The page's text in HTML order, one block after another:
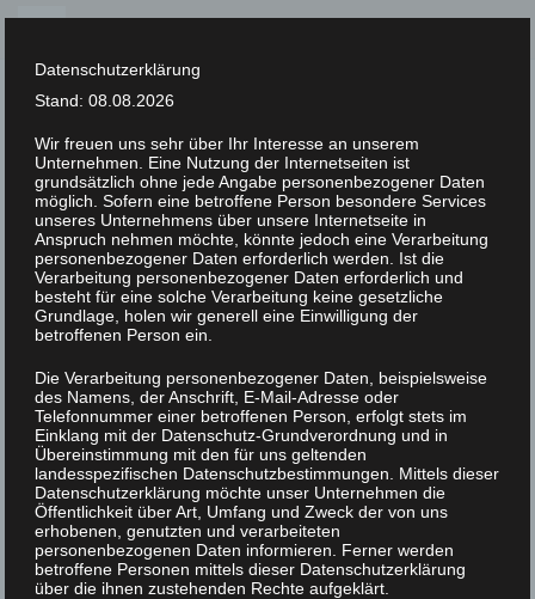
Skip
content
XLAB STIFTUNG
UNCATEGORIZED / 16. FEBRUAR 2023
IMGP2877
Datenschutzerklärung
Stand: 08.08.2026
Wir freuen uns sehr über Ihr Interesse an unserem
Unternehmen. Eine Nutzung der Internetseiten ist
grundsätzlich ohne jede Angabe personenbezogener Daten
möglich. Sofern eine betroffene Person besondere Services
unseres Unternehmens über unsere Internetseite in
Anspruch nehmen möchte, könnte jedoch eine Verarbeitung
personenbezogener Daten erforderlich werden. Ist die
Verarbeitung personenbezogener Daten erforderlich und
besteht für eine solche Verarbeitung keine gesetzliche
Grundlage, holen wir generell eine Einwilligung der
betroffenen Person ein.
Die Verarbeitung personenbezogener Daten, beispielsweise
des Namens, der Anschrift, E-Mail-Adresse oder
Telefonnummer einer betroffenen Person, erfolgt stets im
Einklang mit der Datenschutz-Grundverordnung und in
Übereinstimmung mit den für uns geltenden
landesspezifischen Datenschutzbestimmungen. Mittels dieser
Datenschutzerklärung möchte unser Unternehmen die
Öffentlichkeit über Art, Umfang und Zweck der von uns
erhobenen, genutzten und verarbeiteten
personenbezogenen Daten informieren. Ferner werden
betroffene Personen mittels dieser Datenschutzerklärung
über die ihnen zustehenden Rechte aufgeklärt.